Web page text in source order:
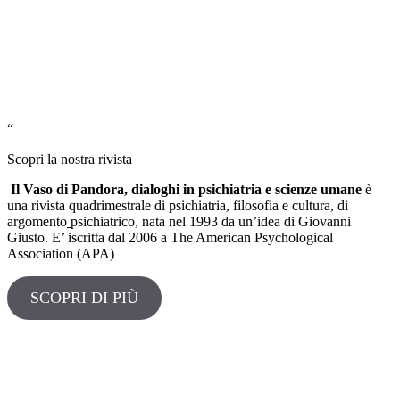
“
Scopri la nostra rivista
Il Vaso di Pandora, dialoghi in psichiatria e scienze umane è
una rivista quadrimestrale di psichiatria, filosofia e cultura, di
argomento psichiatrico, nata nel 1993 da un’idea di Giovanni
Giusto. E’ iscritta dal 2006 a The American Psychological
Association (APA)
SCOPRI DI PIÙ